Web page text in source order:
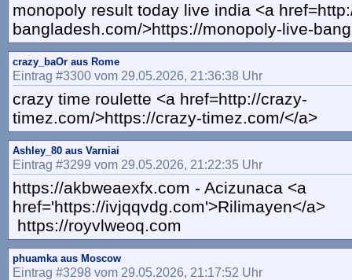
monopoly result today live india <a
bangladesh.com/>https://monopoly-live-
crazy_baOr aus Rome
Eintrag #3300 vom 29.05.2026, 21:36:38 Uhr
crazy time roulette <a href=http://crazy-
timez.com/>https://crazy-timez.com/</a>
Ashley_80 aus Varniai
Eintrag #3299 vom 29.05.2026, 21:22:35 Uhr
https://akbweaexfx.com - Acizunaca <a
href='https://ivjqqvdg.com'>Rilimayen</a>
https://royvlweoq.com
phuamka aus Moscow
Eintrag #3298 vom 29.05.2026, 21:17:52 Uhr